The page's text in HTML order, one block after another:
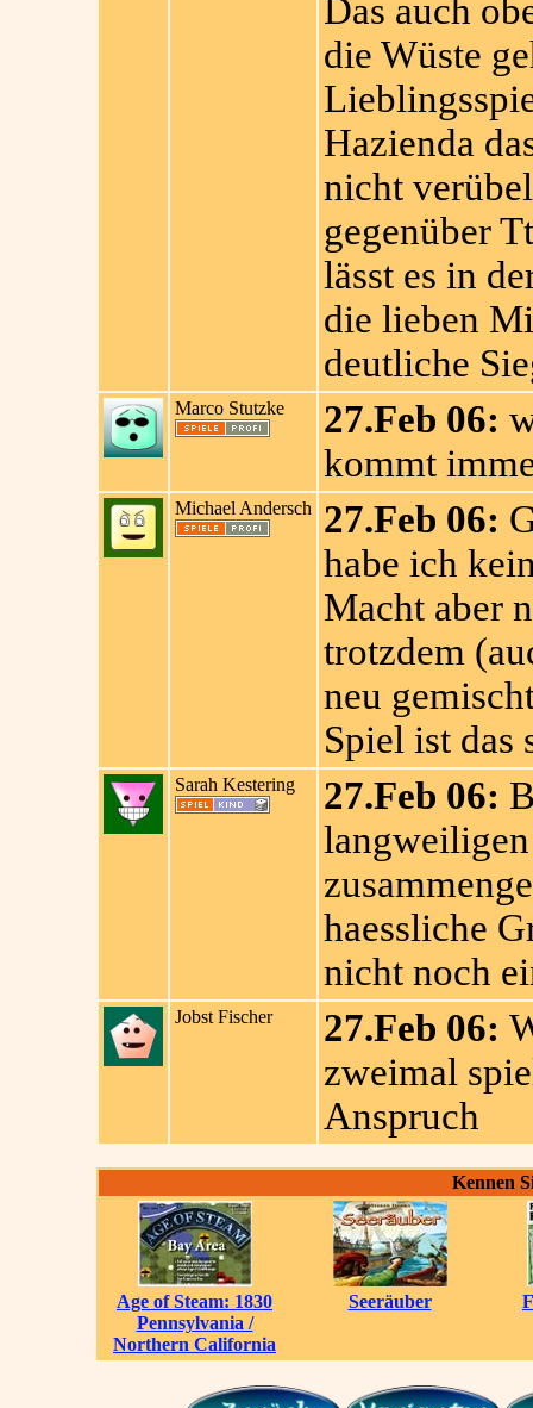
Das auch
die Wüste
Hazienda
nicht
gegenüber
lässt es in
die lieben
deutliche
Marco Stutzke 27.Feb 06:
kommt
Michael Andersch 27.Feb 06:
habe ich
Macht aber
trotzdem
neu
Spiel ist das
Sarah Kestering 27.Feb 06:
haessliche
nicht noch
Jobst Fischer 27.Feb 06:
zweimal
Anspruch
Kennen
Age of Steam: 1830
Pennsylvania /
Northern California
Seeräuber